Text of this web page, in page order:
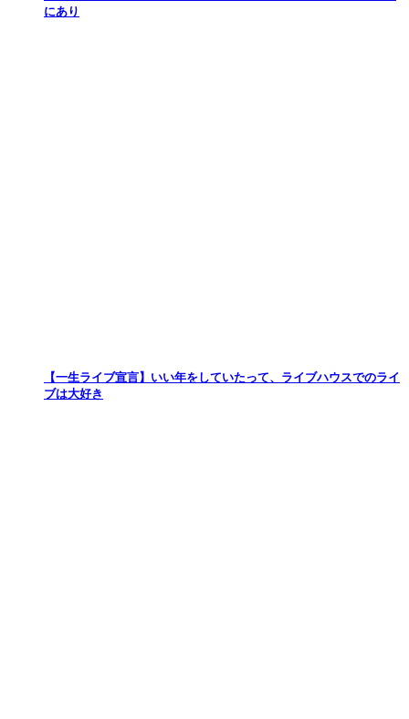
にあり
【一生ライブ宣言】いい年をしていたって、ライブハウスでのライ
ブは大好き